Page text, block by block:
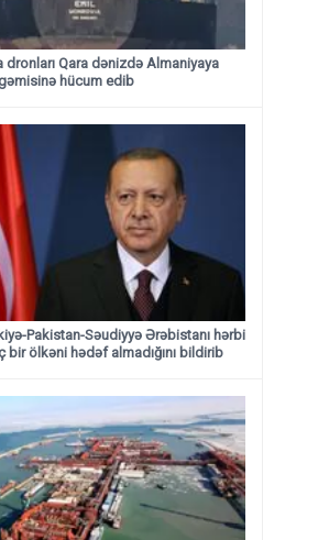
dronları Qara dənizdə Almaniyaya
hücum edib
Pakistan-Səudiyyə Ərəbistanı hərbi
bir ölkəni hədəf almadığını bildirib